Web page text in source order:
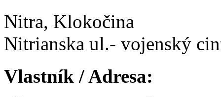
Nitra, Klokočina
Nitrianska ul.- vojenský
Vlastník / Adresa: